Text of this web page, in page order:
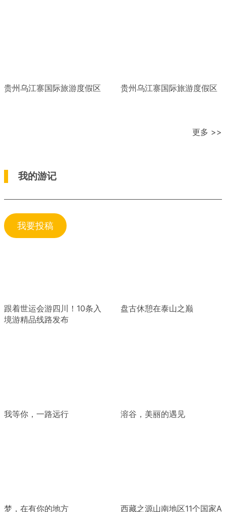
贵州乌江寨国际旅游度假区 贵州乌江寨国际旅游度假区
更多 >>
我的游记
我要投稿
跟着世运会游四川！10条入
境游精品线路发布
盘古休憩在泰山之巅
我等你，一路远行 溶谷，美丽的遇见
梦，在有你的地方 西藏之源山南地区11个国家A